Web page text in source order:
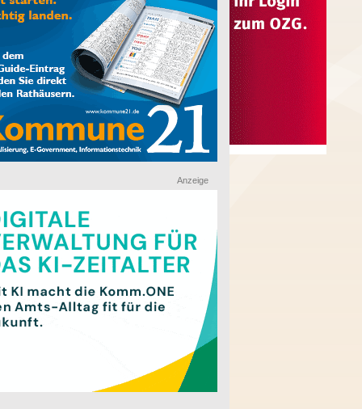
Anzeige